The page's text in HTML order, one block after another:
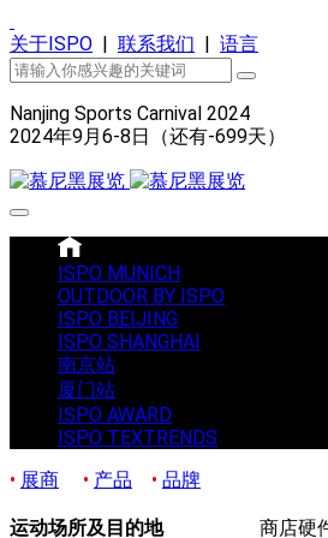
关于ISPO | 联系我们 | 语言
Nanjing Sports Carnival 2024
2024年9月6-8日（还有-699天）
ISPO MUNICH
OUTDOOR BY ISPO
ISPO BEIJING
ISPO SHANGHAI
南京站
厦门站
ISPO AWARD
ISPO TEXTRENDS
• 展商 • 产品 • 品牌
运动场所及目的地 商店硬